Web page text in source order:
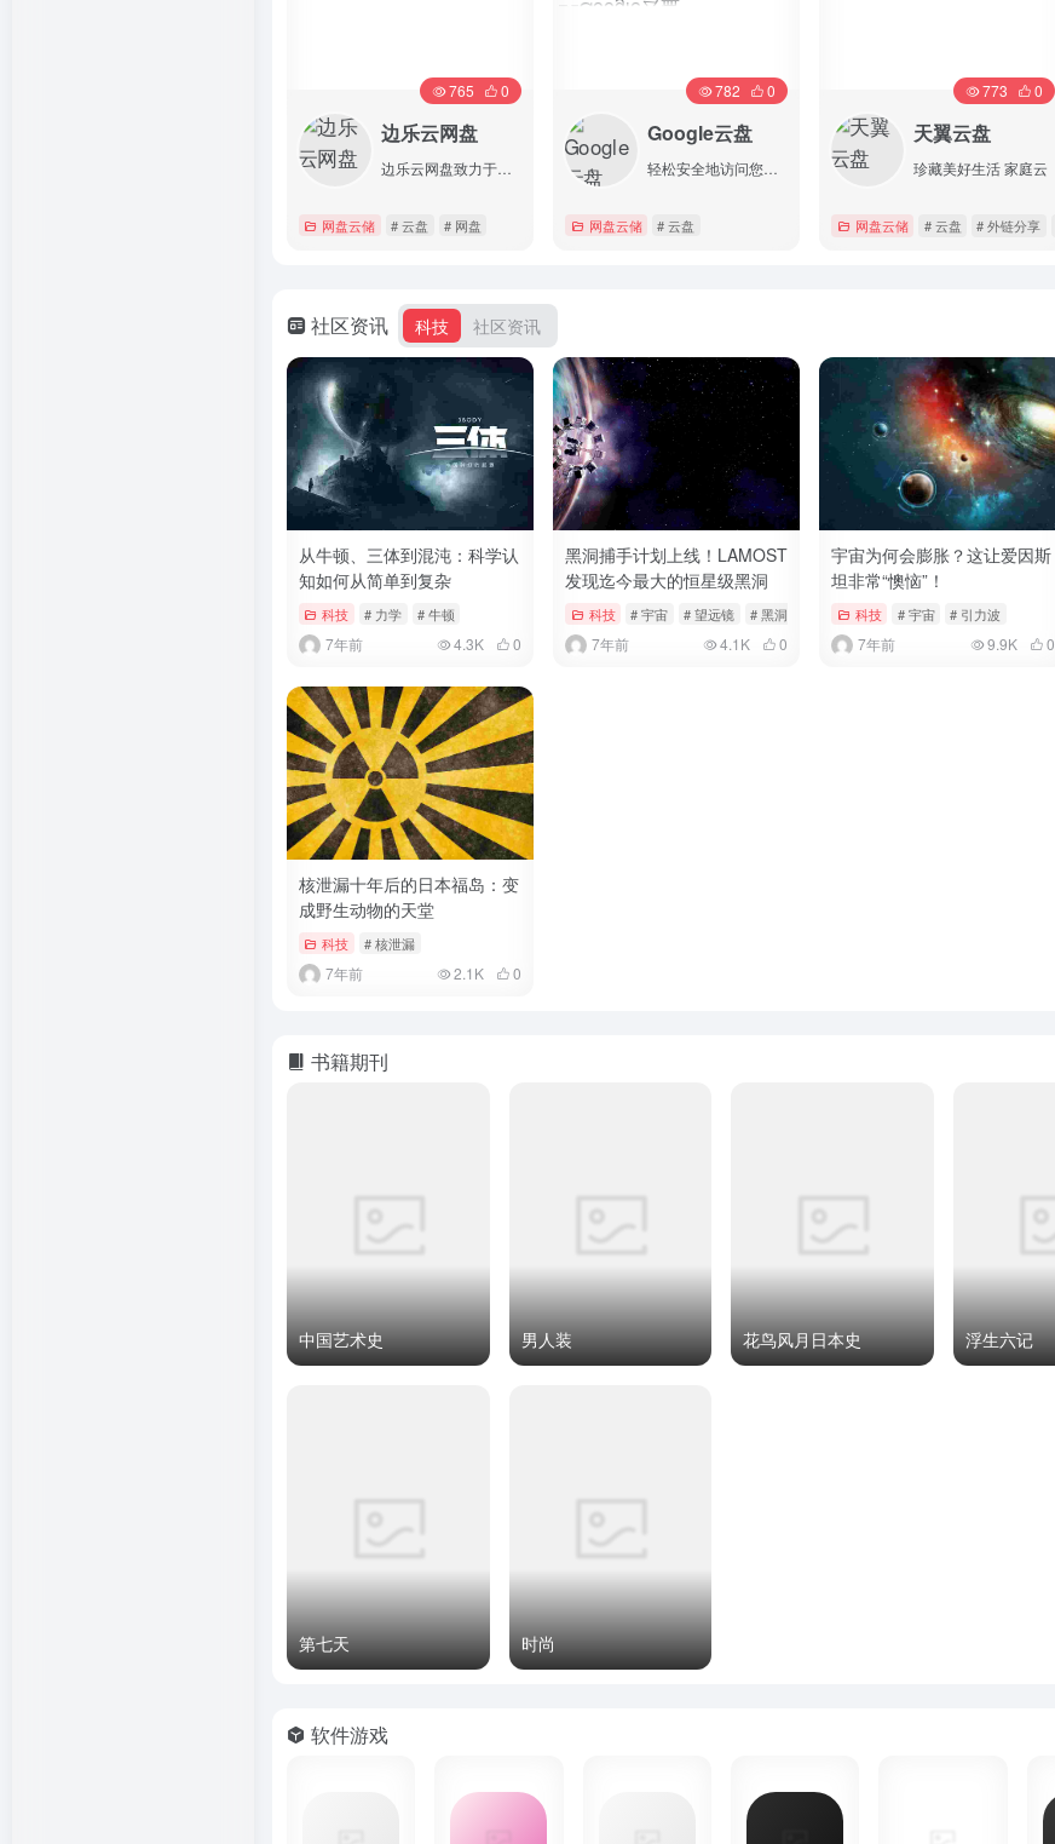
边乐云网盘
边乐云网盘致力于为用户提供安全稳定的云存储产品
765 0
网盘云储 # 云盘 # 网盘
Google云盘
轻松安全地访问您的所有内容
782 0
网盘云储 # 云盘
天翼云盘
珍藏美好生活 家庭云
773 0
网盘云储 # 云盘 # 外链分享
社区资讯 科技 社区资讯
从牛顿、三体到混沌：科学认
知如何从简单到复杂
科技 # 力学 # 牛顿
7年前 4.3K 0
黑洞捕手计划上线！LAMOST
发现迄今最大的恒星级黑洞
科技 # 宇宙 # 望远镜 # 黑洞
7年前 4.1K 0
宇宙为何会膨胀？这让爱因斯
坦非常“懊恼”！
科技 # 宇宙 # 引力波
7年前 9.9K 0
核泄漏十年后的日本福岛：变
成野生动物的天堂
科技 # 核泄漏
7年前 2.1K 0
书籍期刊
中国艺术史 男人装 花鸟风月日本史 浮生六记
第七天 时尚
软件游戏